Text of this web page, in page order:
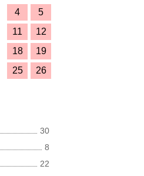
4
5
11
12
18
19
25
26
30
8
22